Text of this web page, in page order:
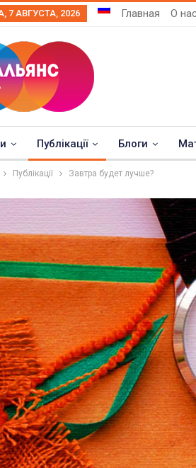
7 АВГУСТА, 2026 Главная О нас
Публікації Блоги
Публікації Завтра будет лучше?
ФОТО
Военнослужащие-
ГЕЙ-АЛЬЯНС УКРАИНА Июл 27, 2017 0